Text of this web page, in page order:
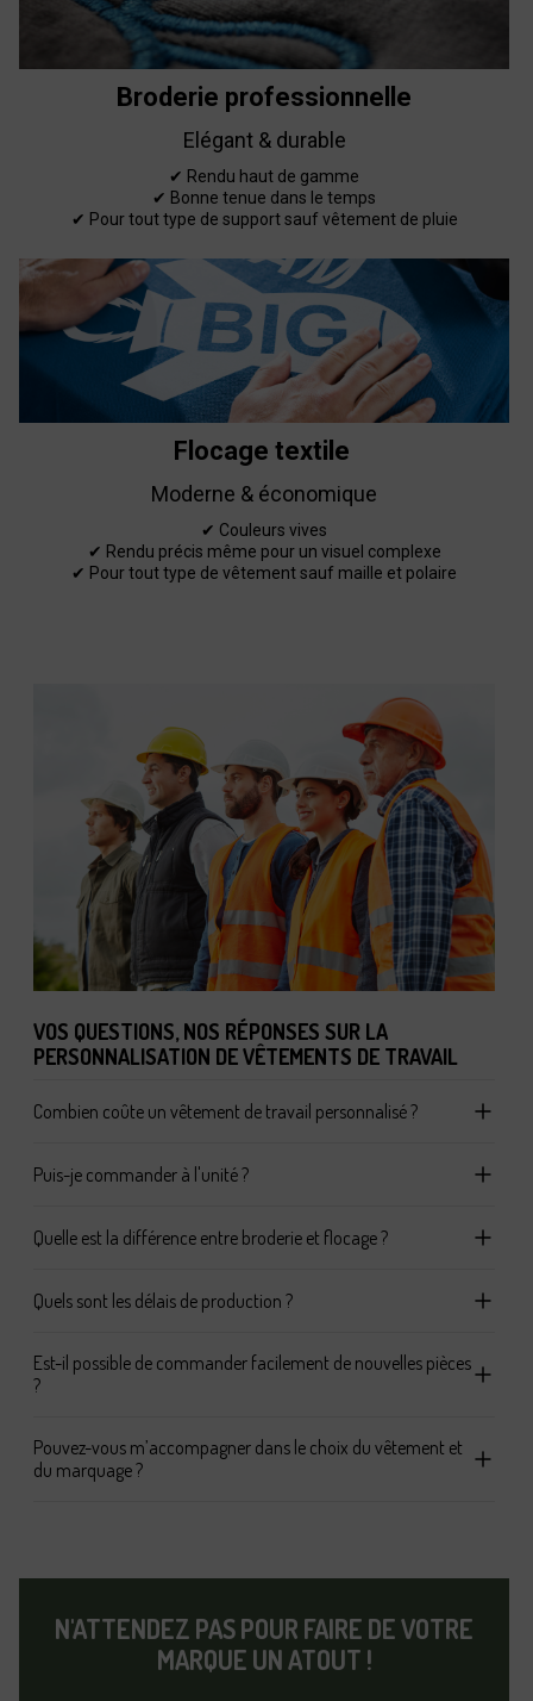
Broderie professionnelle
Elégant & durable
✔ Rendu haut de gamme
✔ Bonne tenue dans le temps
✔ Pour tout type de support sauf vêtement de pluie
Flocage textile
Moderne & économique
✔ Couleurs vives
✔ Rendu précis même pour un visuel complexe
✔ Pour tout type de vêtement sauf maille et polaire
VOS QUESTIONS, NOS RÉPONSES SUR LA
PERSONNALISATION DE VÊTEMENTS DE TRAVAIL
Combien coûte un vêtement de travail personnalisé ?
Puis-je commander à l'unité ?
Quelle est la différence entre broderie et flocage ?
Quels sont les délais de production ?
Est-il possible de commander facilement de nouvelles pièces
?
Pouvez-vous m’accompagner dans le choix du vêtement et
du marquage ?
N'ATTENDEZ PAS POUR FAIRE DE VOTRE
MARQUE UN ATOUT !